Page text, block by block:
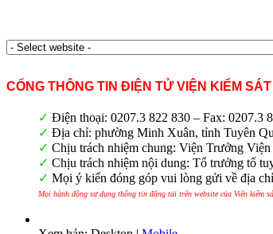
CỔNG THÔNG TIN ĐIỆN TỬ VIỆN KIỂM
✓ Điện thoại: 0207.3 822 830 – Fax: 0207.3
✓ Địa chỉ: phường Minh Xuân, tỉnh Tuyên
✓ Chịu trách nhiệm chung: Viện Trưởng
✓ Chịu trách nhiệm nội dung: Tổ trưởng tổ
✓ Mọi ý kiến đóng góp vui lòng gửi về địa
Mọi hành động sử dụng thông tin đăng tải trên website của Viện kiểm